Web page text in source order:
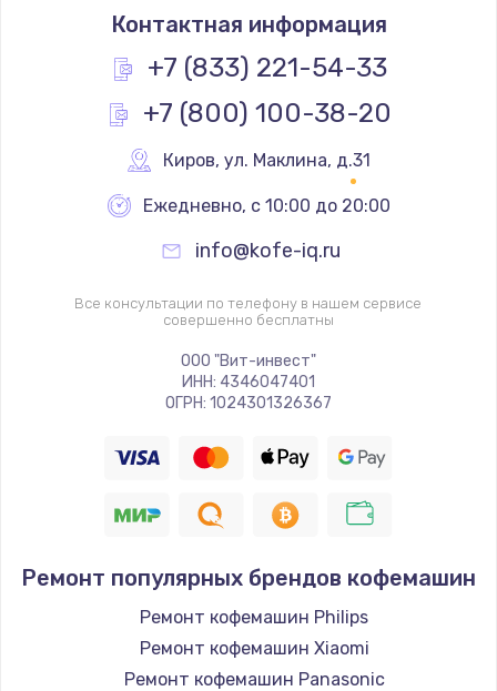
Контактная информация
+7 (833) 221-54-33
+7 (800) 100-38-20
Киров, ул. Маклина, д.31
Ежедневно, с 10:00 до 20:00
info@kofe-iq.ru
Все консультации по телефону в нашем сервисе
совершенно бесплатны
ООО "Вит-инвест"
ИНН: 4346047401
ОГРН: 1024301326367
Ремонт популярных брендов кофемашин
Ремонт кофемашин Philips
Ремонт кофемашин Xiaomi
Ремонт кофемашин Panasonic